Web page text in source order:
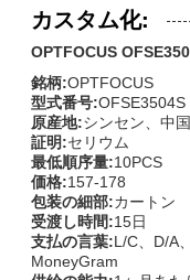
カスタム化:
OPTFOCUS
銘柄:OPTFOCUS
型式番号:OFSE3504S
原産地:シンセン、中国
証明:セリウム
最低順序量:10PCS
価格:157-178
包装の細部:カートン
受渡し時間:15日
支払の言葉:L/C、D/A
MoneyGram